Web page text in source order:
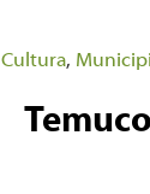
Cultura,